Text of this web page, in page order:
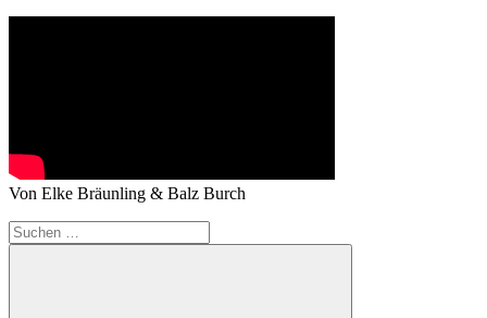
Von Elke Bräunling & Balz Burch
Suchen
nach: